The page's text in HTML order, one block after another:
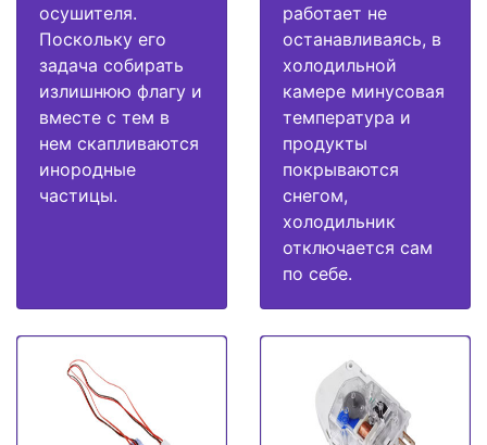
осушителя.
Поскольку его
задача собирать
излишнюю флагу и
вместе с тем в
нем скапливаются
инородные
частицы.
работает не
останавливаясь, в
холодильной
камере минусовая
температура и
продукты
покрываются
снегом,
холодильник
отключается сам
по себе.